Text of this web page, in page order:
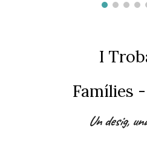
I
Famílies
Un desig,